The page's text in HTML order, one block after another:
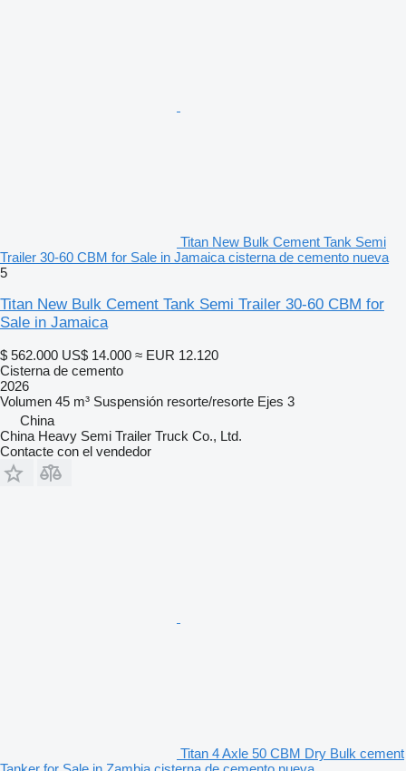
Titan New Bulk Cement Tank Semi
Trailer 30-60 CBM for Sale in Jamaica cisterna de cemento nueva
5
Titan New Bulk Cement Tank Semi Trailer 30-60 CBM for
Sale in Jamaica
$ 562.000 US$ 14.000 ≈ EUR 12.120
Cisterna de cemento
2026
Volumen 45 m³ Suspensión resorte/resorte Ejes 3
China
China Heavy Semi Trailer Truck Co., Ltd.
Contacte con el vendedor
Titan 4 Axle 50 CBM Dry Bulk cement